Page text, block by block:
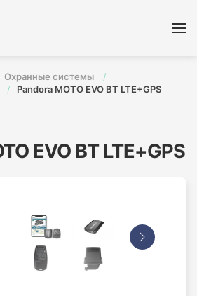
Охранные системы
Pandora MOTO EVO BT LTE+GPS
EVO BT LTE+GPS